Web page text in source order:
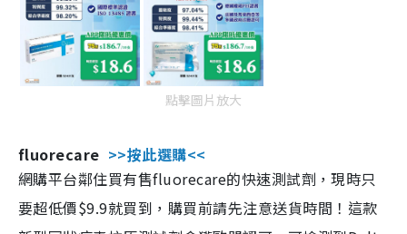
點擊圖片放大
fluorecare >>按此選購<<
網購平台鄰住買有售fluorecare的快速測試劑，現時只
要超低價$9.9就買到，購買前請先注意送貨時間！這款